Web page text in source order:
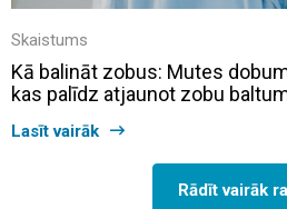
Skaistums
Kā balināt zobus: Mutes
kas palīdz atjaunot zobu
Lasīt vairāk
Rādīt vairāk